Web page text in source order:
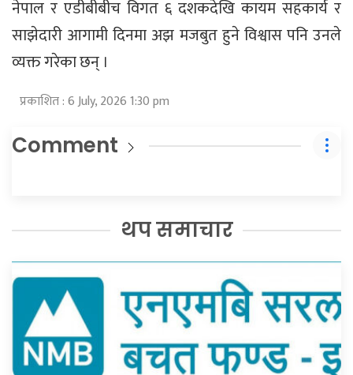
नेपाल र एडीबीबीच विगत ६ दशकदेखि कायम सहकार्य र
साझेदारी आगामी दिनमा अझ मजबुत हुने विश्वास पनि उनले
व्यक्त गरेका छन् ।
प्रकाशित : 6 July, 2026 1:30 pm
Comment
थप समाचार